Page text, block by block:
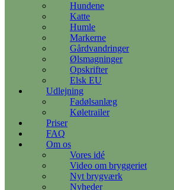
Hundene
Katte
Humle
Markerne
Gårdvandringer
Ølsmagninger
Opskrifter
Elsk EU
Udlejning
Fadølsanlæg
Køletrailer
Priser
FAQ
Om os
Vores idé
Video om bryggeriet
Nyt brygværk
Nyheder